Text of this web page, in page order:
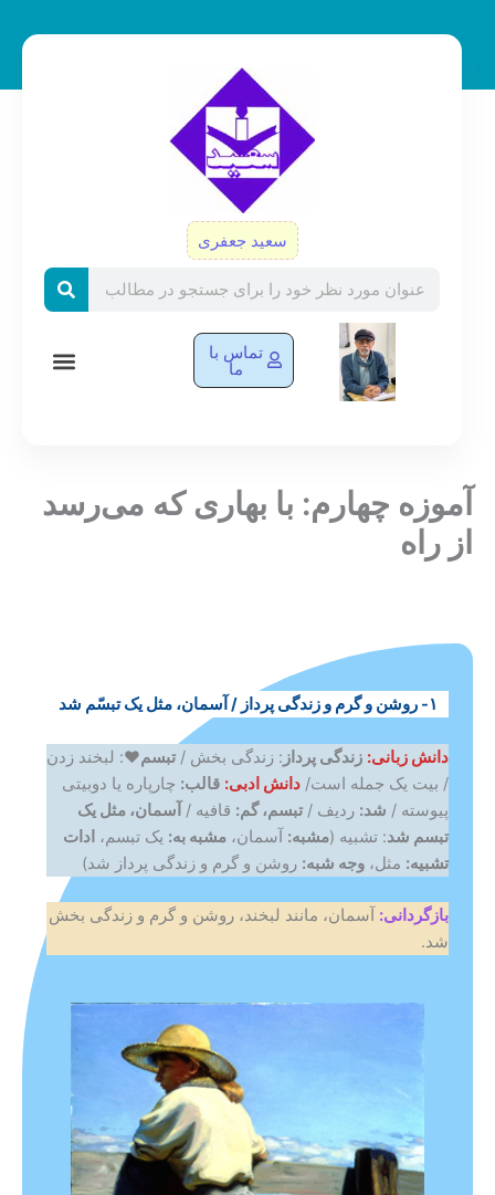
سعید جعفری
تماس با
ما
آموزه چهارم: با بهاری که می‌رسد
از راه
۱- روشن و گرم و زندگی پرداز / آسمان، مثل یک تبسّم شد
دانش زبانی: زندگی پرداز : زندگی بخش /تبسم♥: لبخند زدن
/ بیت یک جمله است/ دانش ادبی: قالب: چارپاره یا دوبیتی
پیوسته / شد: ردیف /تبسم، گم: قافیه / آسمان، مثل یک
تبسم شد: تشبیه (مشبه: آسمان، مشبه به: یک تبسم، ادات
تشبیه: مثل، وجه شبه: روشن و گرم و زندگی پرداز شد)
بازگردانی: آسمان، مانند لبخند، روشن و گرم و زندگی بخش
شد.